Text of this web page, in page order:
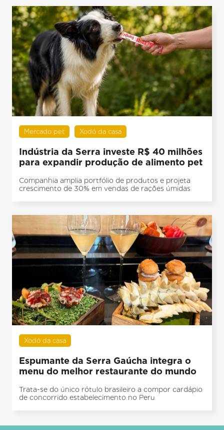
Mercado pet Xodó da casa
Indústria da Serra investe R$ 40 milhões
para expandir produção de alimento pet
Companhia amplia portfólio de produtos e projeta
crescimento de 30% em vendas de rações úmidas
Xodó da casa
Espumante da Serra Gaúcha integra o
menu do melhor restaurante do mundo
Trata-se do único rótulo brasileiro a compor cardápio
de concorrido estabelecimento no Peru